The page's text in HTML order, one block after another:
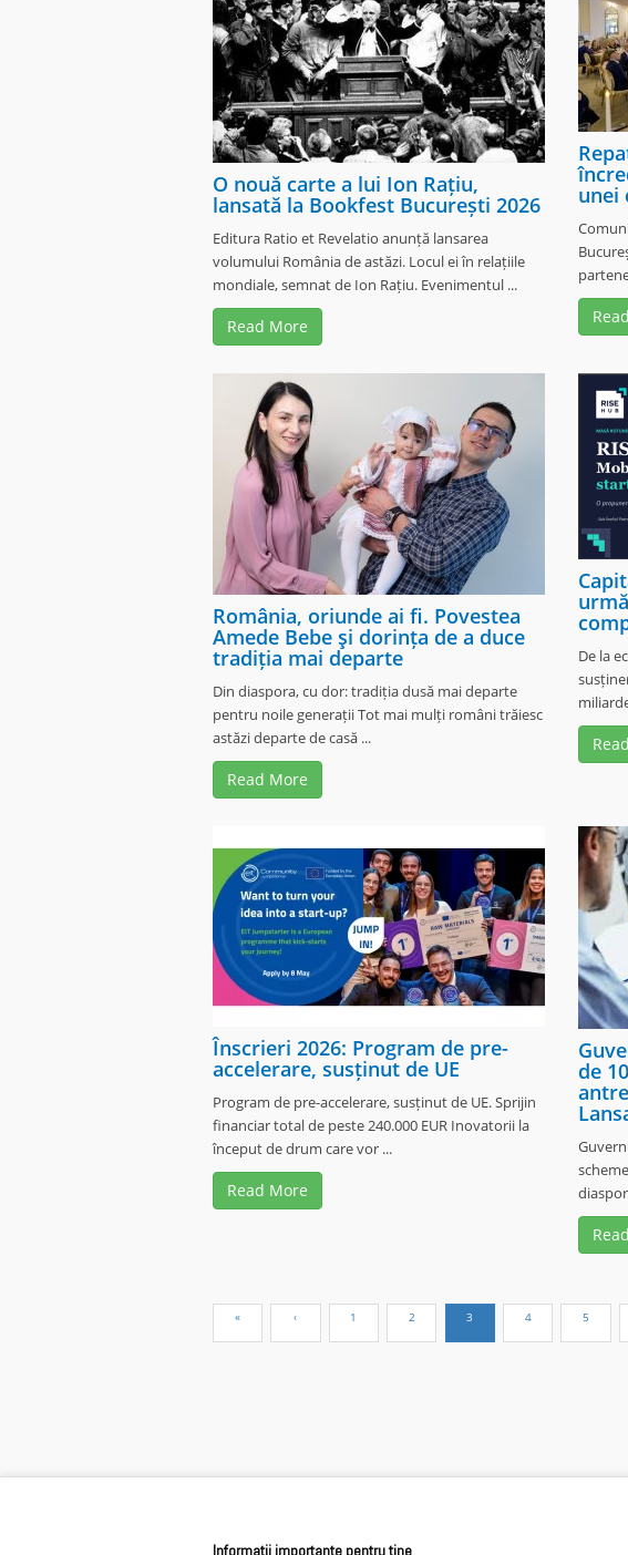
O nouă carte a lui Ion Rațiu,
lansată la Bookfest București 2026
Editura Ratio et Revelatio anunță lansarea
volumului România de astăzi. Locul ei în relațiile
mondiale, semnat de Ion Rațiu. Evenimentul ...
Read More
unei
România, oriunde ai fi. Povestea
Amede Bebe şi dorința de a duce
tradiția mai departe
Din diaspora, cu dor: tradiția dusă mai departe
pentru noile generații Tot mai mulți români trăiesc
astăzi departe de casă ...
Read More
De la
Înscrieri 2026: Program de pre-
accelerare, susținut de UE
Program de pre-accelerare, susținut de UE. Sprijin
financiar total de peste 240.000 EUR Inovatorii la
început de drum care vor ...
Read More
de
Informatii importante pentru tine